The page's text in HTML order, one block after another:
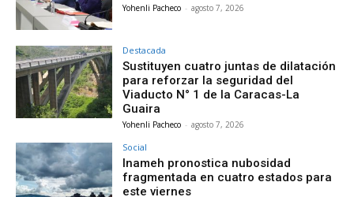
Yohenli Pacheco - agosto 7, 2026
Destacada
Sustituyen cuatro juntas de dilatación
para reforzar la seguridad del
Viaducto N° 1 de la Caracas-La
Guaira
Yohenli Pacheco - agosto 7, 2026
Social
Inameh pronostica nubosidad
fragmentada en cuatro estados para
este viernes